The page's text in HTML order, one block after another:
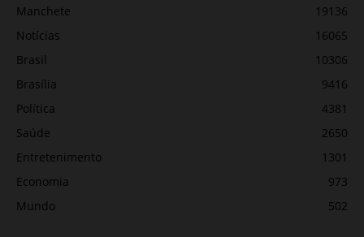
Manchete
19136
Notícias
16065
Brasil
10306
Brasília
9416
Política
4381
Saúde
2650
Entretenimento
1301
Economia
973
Mundo
502